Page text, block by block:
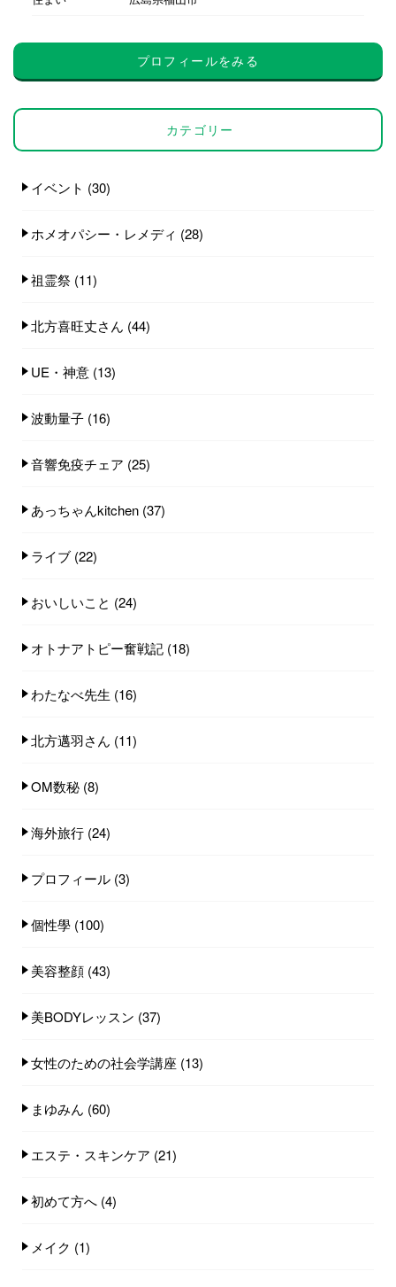
プロフィールをみる
カテゴリー
イベント (30)
ホメオパシー・レメディ (28)
祖霊祭 (11)
北方喜旺丈さん (44)
UE・神意 (13)
波動量子 (16)
音響免疫チェア (25)
あっちゃんkitchen (37)
ライブ (22)
おいしいこと (24)
オトナアトピー奮戦記 (18)
わたなべ先生 (16)
北方邁羽さん (11)
OM数秘 (8)
海外旅行 (24)
プロフィール (3)
個性學 (100)
美容整顔 (43)
美BODYレッスン (37)
女性のための社会学講座 (13)
まゆみん (60)
エステ・スキンケア (21)
初めて方へ (4)
メイク (1)